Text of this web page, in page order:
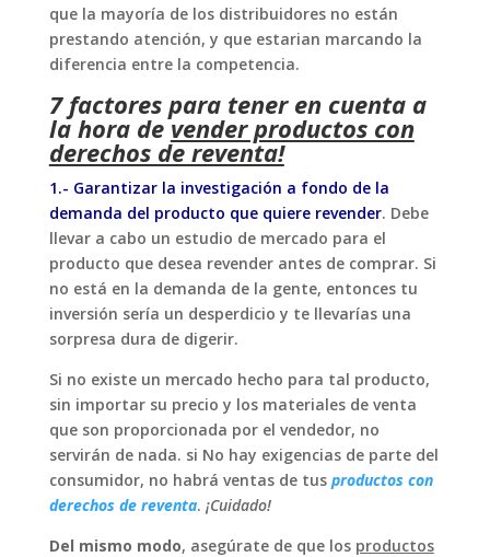
que la mayoría de los distribuidores no están
prestando atención, y que estarian marcando la
diferencia entre la competencia.
7 factores para tener en cuenta a
la hora devender productos con
derechos de reventa!
1.- Garantizar la investigación a fondo de la
demanda del producto que quiere revender. Debe
llevar a cabo un estudio de mercado para el
producto que desea revender antes de comprar. Si
no está en la demanda de la gente, entonces tu
inversión sería un desperdicio y te llevarías una
sorpresa dura de digerir.
Si no existe un mercado hecho para tal producto,
sin importar su precio y los materiales de venta
que son proporcionada por el vendedor, no
servirán de nada. si No hay exigencias de parte del
consumidor, no habrá ventas de tus productos con
derechos de reventa. ¡Cuidado!
Del mismo modo, asegúrate de que los productos